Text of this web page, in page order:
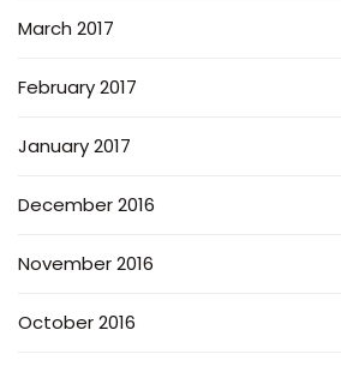
March 2017
February 2017
January 2017
December 2016
November 2016
October 2016